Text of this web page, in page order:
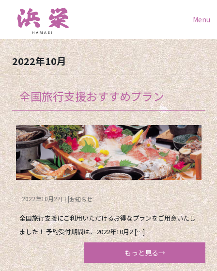
Menu
2022年10月
全国旅行支援おすすめプラン
2022年10月27日 お知らせ
全国旅行支援にご利用いただけるお得なプランをご用意いたし
ました！ 予約受付期間は、2022年10月2 […]
もっと見る→